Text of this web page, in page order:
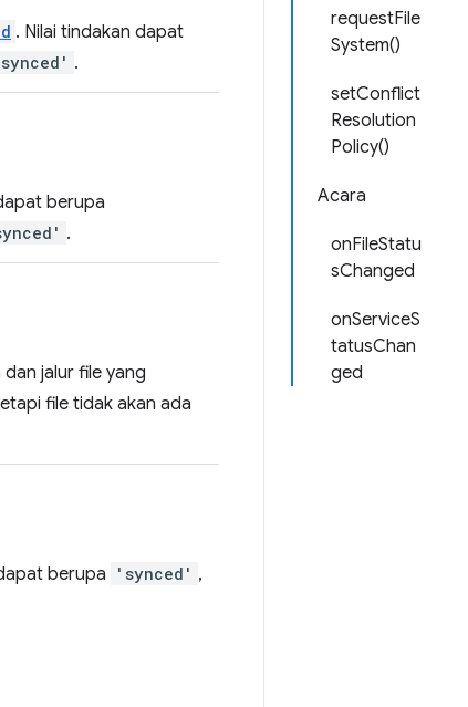
requestFile
System()
setConflict
Resolution
Policy()
Acara
onFileStatu
sChanged
onServiceS
tatusChan
ged
. Nilai tindakan dapat
.
berupa
.
jalur file yang
file tidak akan ada
berupa 'synced' ,